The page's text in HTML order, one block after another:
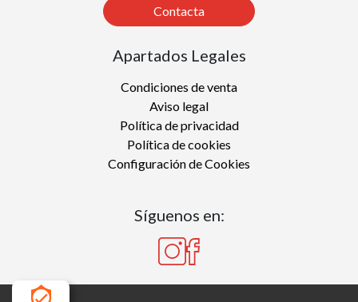
Contacta
Apartados Legales
Condiciones de venta
Aviso legal
Política de privacidad
Política de cookies
Configuración de Cookies
Síguenos en: